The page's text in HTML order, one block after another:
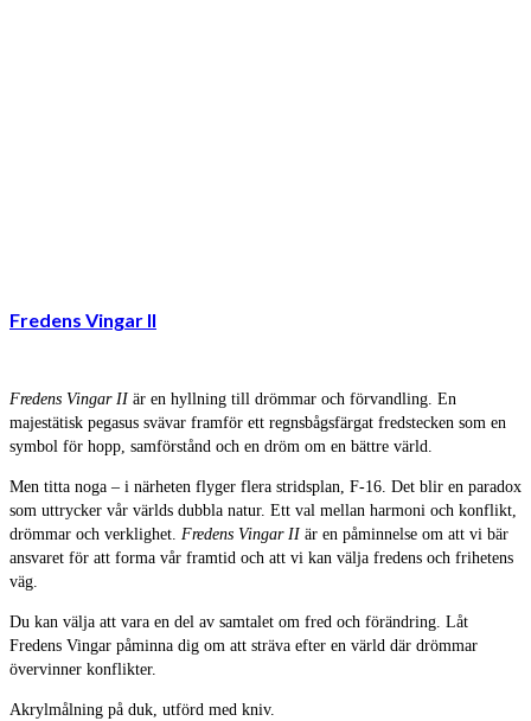
Fredens Vingar II
Fredens Vingar II är en hyllning till drömmar och förvandling. En
majestätisk pegasus svävar framför ett regnsbågsfärgat fredstecken som en
symbol för hopp, samförstånd och en dröm om en bättre värld.
Men titta noga – i närheten flyger flera stridsplan, F-16. Det blir en paradox
som uttrycker vår världs dubbla natur. Ett val mellan harmoni och konflikt,
drömmar och verklighet. Fredens Vingar II är en påminnelse om att vi bär
ansvaret för att forma vår framtid och att vi kan välja fredens och frihetens
väg.
Du kan välja att vara en del av samtalet om fred och förändring. Låt
Fredens Vingar påminna dig om att sträva efter en värld där drömmar
övervinner konflikter.
Akrylmålning på duk, utförd med kniv.